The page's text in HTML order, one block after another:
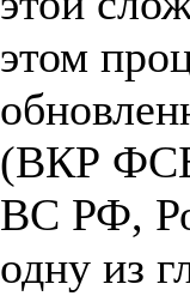
этом
(ВКР
ВС РФ,
одну из